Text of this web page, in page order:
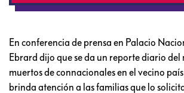
En conferencia de prensa en Palacio
Ebrard dijo que se da un reporte diario del
muertos de connacionales en el vecino
brinda atención a las familias que lo